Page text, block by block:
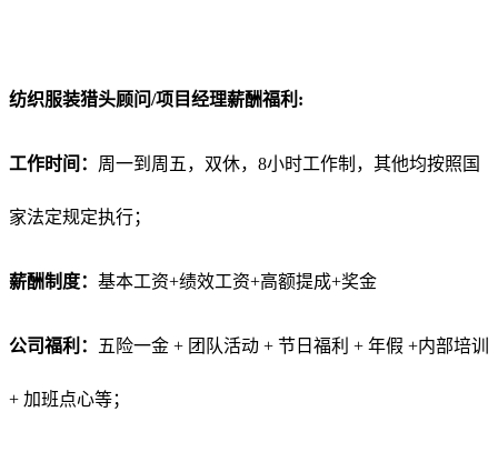
纺织服装猎头顾问/项目经理薪酬福利:
工作时间： 周一到周五，双休，8小时工作制，其他均按照国
家法定规定执行；
薪酬制度： 基本工资+绩效工资+高额提成+奖金
公司福利： 五险一金 + 团队活动 + 节日福利 + 年假 +内部培训
+ 加班点心等；